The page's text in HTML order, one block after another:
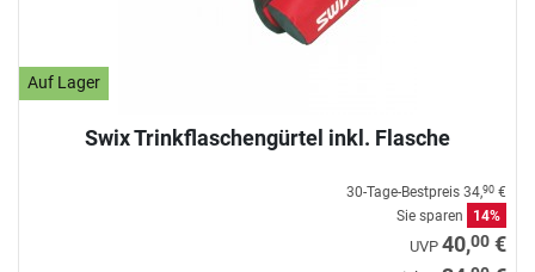
Auf Lager
Swix Trinkflaschengürtel inkl. Flasche
30-Tage-Bestpreis 34,90 €
Sie sparen
14%
UVP 40,00 €